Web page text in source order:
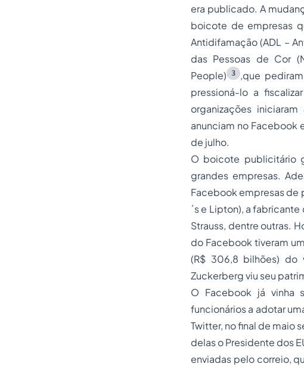
era publicado. A
boicote de empresas
Antidifamação (ADL –
das Pessoas de Cor
People)
3
,que
pressioná-lo a
organizações
anunciam no Facebook
de julho.
O boicote publicitário
grandes empresas.
Facebook empresas de
´s e Lipton), a
Strauss, dentre outras.
do Facebook tiveram
(R$ 306,8 bilhões) do
Zuckerberg viu seu
O Facebook já vinha
funcionários a adotar
Twitter, no final de maio
delas o Presidente dos
enviadas pelo correio,